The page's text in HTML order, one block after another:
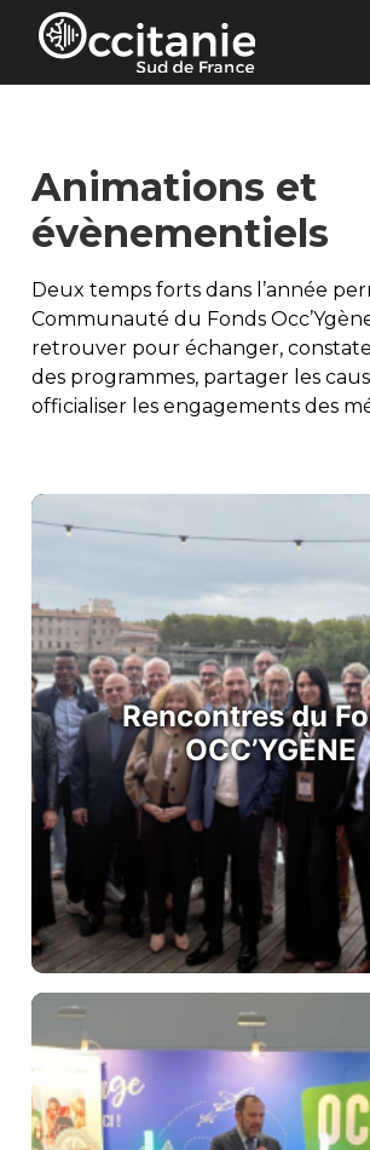
Panneau de gestion des cookies
Animations et
évènementiels
Deux temps forts dans l’année
Communauté du Fonds
retrouver pour échanger,
des programmes, partager les
officialiser les engagements des
Rencontres du
OCC’YGÈNE